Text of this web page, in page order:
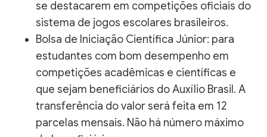
se destacarem em competições oficiais do
sistema de jogos escolares brasileiros.
Bolsa de Iniciação Científica Júnior: para
estudantes com bom desempenho em
competições acadêmicas e científicas e
que sejam beneficiários do Auxílio Brasil. A
transferência do valor será feita em 12
parcelas mensais. Não há número máximo